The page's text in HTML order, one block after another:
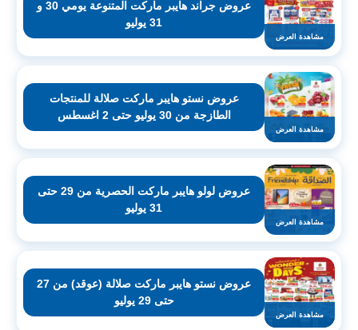
مشاهدة العرض
عروض جراند هايبر ماركت المتنوعة يومي 30 و
31 يوليو
مشاهدة العرض
عروض نستو هايبر ماركت صلالة للمنتجات
الطازجة من 30 يوليو حتى 2 اغسطس
مشاهدة العرض
عروض لولو هايبر ماركت الحصرية من 29 حتى
31 يوليو
مشاهدة العرض
عروض نستو هايبر ماركت صلالة (عوقد) من 27
حتى 29 يوليو